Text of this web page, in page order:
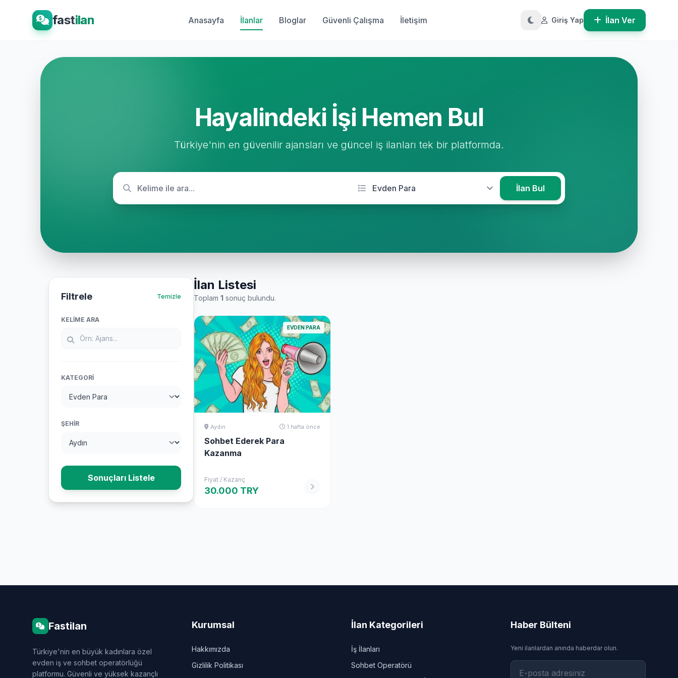
fastilan Anasayfa İlanlar Bloglar Güvenli Çalışma İletişim Giriş Yap İlan Ver
Hayalindeki İşi Hemen Bul
Türkiye'nin en güvenilir ajansları ve güncel iş ilanları tek bir platformda.
İlan Bul
Filtrele Temizle
KELIME ARA
KATEGORI
ŞEHIR
Sonuçları Listele
İlan Listesi
Toplam 1 sonuç bulundu.
EVDEN PARA
Aydın 1 hafta önce
Sohbet Ederek Para
Kazanma
Fiyat / Kazanç
30.000 TRY
Fastilan
Türkiye'nin en büyük kadınlara özel
evden iş ve sohbet operatörlüğü
platformu. Güvenli ve yüksek kazançlı
Kurumsal
Hakkımızda
Gizlilik Politikası
İlan Kategorileri
İş İlanları
Sohbet Operatörü
Haber Bülteni
Yeni ilanlardan anında haberdar olun.